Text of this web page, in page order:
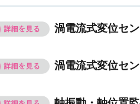
渦電流式変位セ
渦電流式変位セ